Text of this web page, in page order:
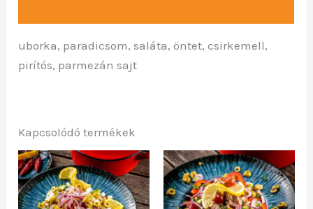
uborka, paradicsom, saláta, öntet, csirkemell,
pirítós, parmezán sajt
Kapcsolódó termékek